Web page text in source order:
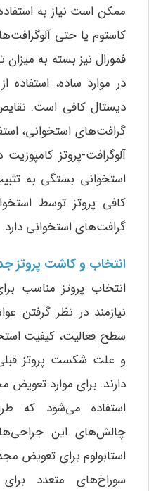
ممکن است نیاز به
کاستوم یا حتی
فمورال نیز بسته به
در موارد ساده، استفاده
دیستال کافی است.
گرافت‌های استخوانی،
آلوگرافت-پروتز
استخوانی بستگی به
کافی پروتز توسط
گرافت‌های استخوانی دارد.
انتخاب و کاشت پروتز
انتخاب پروتز مناسب
نیازمند در نظر گرفتن
سطح فعالیت، کیفیت
و علت شکست پروتز
دارند. برای موارد تعویض
استفاده می‌شود که
چالش‌های این
استابولوم برای تعویض
سوراخ‌های متعدد